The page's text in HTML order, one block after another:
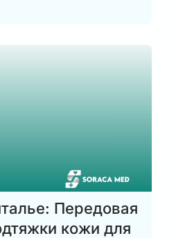
Передовая
кожи для